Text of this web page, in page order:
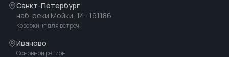
Санкт-Петербург
наб. реки Мойки, 14 · 191186
Коворкинг для встреч
Иваново
Основной регион